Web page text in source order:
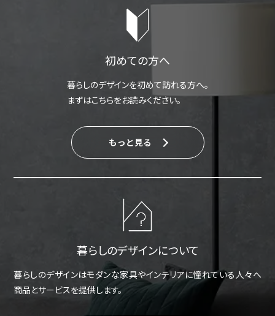
初めての方へ
暮らしのデザインを初めて訪れる方へ。
まずはこちらをお読みください。
もっと見る
暮らしのデザインについて
暮らしのデザインはモダンな家具やインテリアに憧れている人々へ
商品とサービスを提供します。